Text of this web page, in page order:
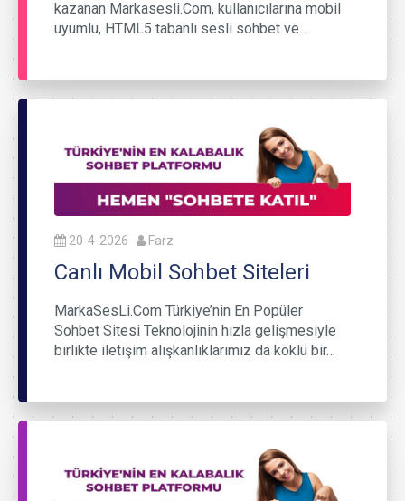
kazanan Markasesli.Com, kullanıcılarına mobil
uyumlu, HTML5 tabanlı sesli sohbet ve…
20-4-2026 Farz
Canlı Mobil Sohbet Siteleri
MarkaSesLi.Com Türkiye’nin En Popüler
Sohbet Sitesi Teknolojinin hızla gelişmesiyle
birlikte iletişim alışkanlıklarımız da köklü bir…